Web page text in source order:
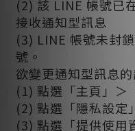
(2) 該 LINE 帳號已
接收通知型訊息
(3) LINE 帳號未封
號。
欲變更通知型訊息
(1) 點選「主頁」＞
(2) 點選「隱私設定」
(3) 點選「提供使用